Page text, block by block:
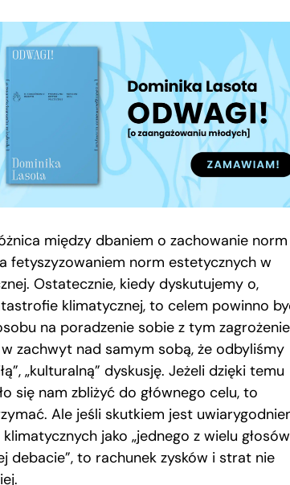
między dbaniem o zachowanie norm
fetyszyzowaniem norm estetycznych w
Ostatecznie, kiedy dyskutujemy o,
klimatycznej, to celem powinno
na poradzenie sobie z tym
zachwyt nad samym sobą, że odbyliśmy
„kulturalną” dyskusję. Jeżeli dzięki temu
się nam zbliżyć do głównego celu, to
Ale jeśli skutkiem jest
jako „jednego z wielu
debacie”, to rachunek zysków i strat nie